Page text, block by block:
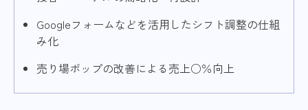
Googleフォームなどを活用したシフト調整の仕組
み化
売り場ポップの改善による売上○％向上